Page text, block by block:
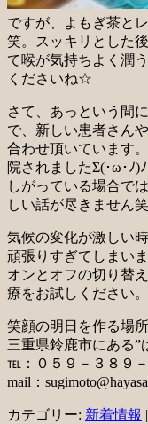
ですが、よもぎ茶と
笑。スッキリとした
て喉が気持ちよく潤
くださいね☆
さて、あっという間
で、新しい患者さん
合わせ頂いています
院されましたΣ(･ω･ﾉ)
しがっている場合で
しい話が尽きません笑
気候の変化が激しい
頑張りすぎてしまい
オンとオフの切り替
療をお試しください。
笑顔の明日を作る場所
三重県鈴鹿市にある”
℡：０５９－３８９－
mail：
カテゴリー: 新着情報